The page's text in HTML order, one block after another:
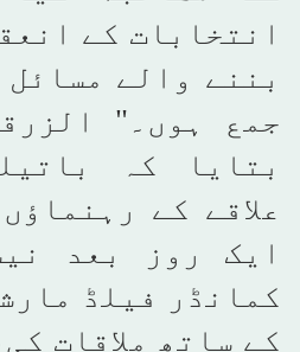
انتخابات کے
بننے والے
جمع ہوں۔"
بتایا کہ
علاقے کے
ایک روز بعد
کمانڈر فیلڈ
کے ساتھ ملاقات